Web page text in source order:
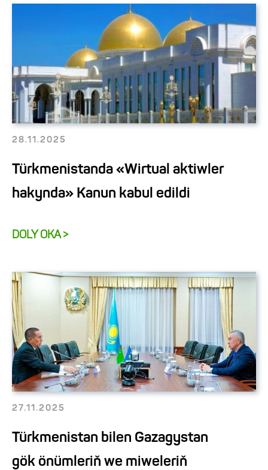
28.11.2025
Türkmenistanda «Wirtual aktiwler
hakynda» Kanun kabul edildi
DOLY OKA >
27.11.2025
Türkmenistan bilen Gazagystan
gök önümleriň we miweleriň